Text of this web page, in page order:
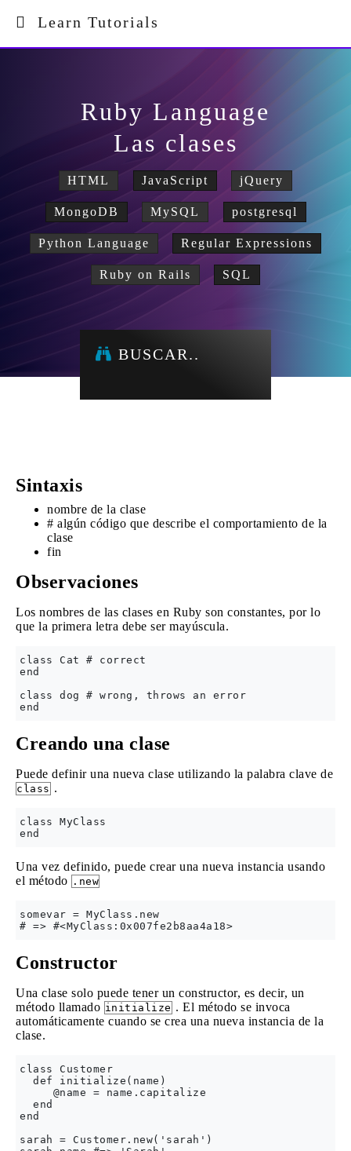
Learn Tutorials
Ruby Language
Las clases
HTML JavaScript jQuery
MongoDB MySQL postgresql
Python Language Regular Expressions
Ruby on Rails SQL
BUSCAR..
Sintaxis
nombre de la clase
# algún código que describe el comportamiento de la
clase
fin
Observaciones
Los nombres de las clases en Ruby son constantes, por lo
que la primera letra debe ser mayúscula.
class Cat # correct
end
class dog # wrong, throws an error
Creando una clase
Puede definir una nueva clase utilizando la palabra clave de
class .
class MyClass
Una vez definido, puede crear una nueva instancia usando
el método .new
somevar = MyClass.new
Constructor
Una clase solo puede tener un constructor, es decir, un
método llamado initialize . El método se invoca
automáticamente cuando se crea una nueva instancia de la
clase.
class Customer
  def initialize(name)
     @name = name.capitalize
  end
end
sarah = Customer.new('sarah')